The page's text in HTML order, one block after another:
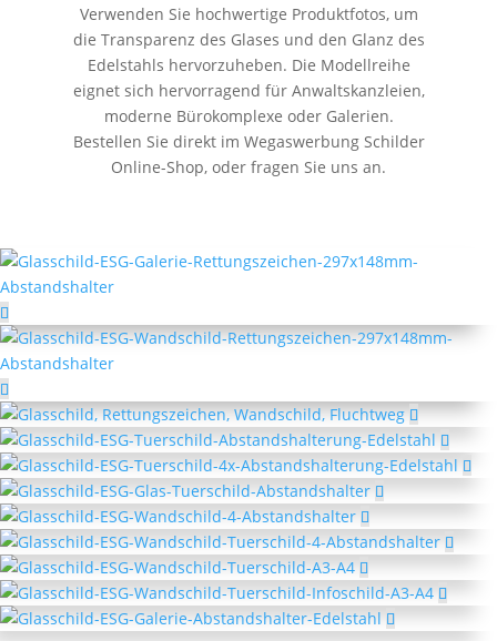
Verwenden Sie hochwertige Produktfotos, um
die Transparenz des Glases und den Glanz des
Edelstahls hervorzuheben. Die Modellreihe
eignet sich hervorragend für Anwaltskanzleien,
moderne Bürokomplexe oder Galerien.
Bestellen Sie direkt im Wegaswerbung Schilder
Online-Shop, oder fragen Sie uns an.